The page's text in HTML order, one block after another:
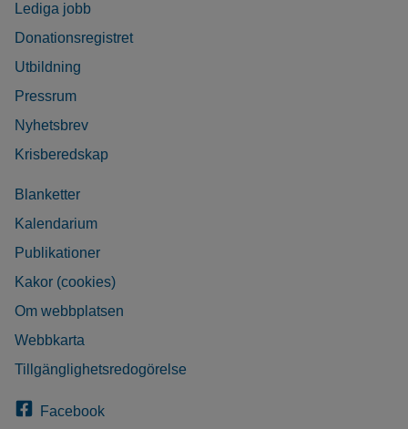
Lediga jobb
Donationsregistret
Utbildning
Pressrum
Nyhetsbrev
Krisberedskap
Blanketter
Kalendarium
Publikationer
Kakor (cookies)
Om webbplatsen
Webbkarta
Tillgänglighetsredogörelse
Facebook